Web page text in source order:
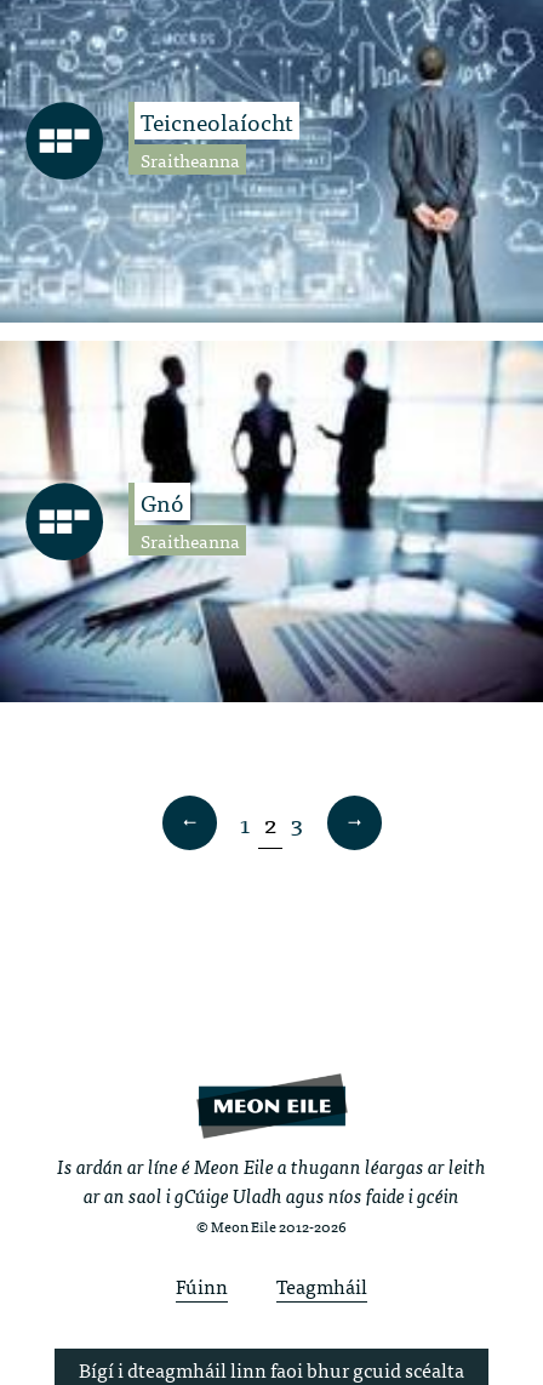
Teicneolaíocht
Sraitheanna
Gnó
Sraitheanna
1 2 3
Is ardán ar líne é Meon Eile a thugann léargas ar leith
ar an saol i gCúige Uladh agus níos faide i gcéin
© Meon Eile 2012-2026
Fúinn Teagmháil
Bígí i dteagmháil linn faoi bhur gcuid scéalta